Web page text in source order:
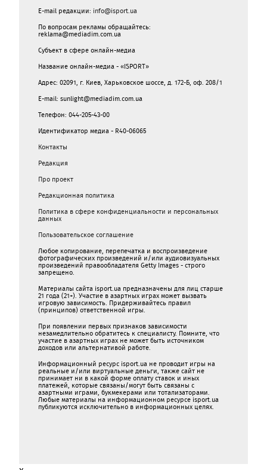
E-mail редакции: info@isport.ua
По вопросам рекламы обращайтесь:
reklama@mediadim.com.ua
Субъект в сфере онлайн-медиа
Название онлайн-медиа - «ISPORT»
Адрес: 02091, г. Киев, Харьковское шоссе, д. 172-Б, оф. 208/1
E-mail: sunlight@mediadim.com.ua
Телефон: 044-205-43-00
Идентификатор медиа - R40-06065
Контакты
Редакция
Про проект
Редакционная политика
Политика в сфере конфиденциальности и персональных
данных
Пользовательское соглашение
Любое копирование, перепечатка и воспроизведение
фотографических произведений и/или аудиовизуальных
произведений правообладателя Getty Images - строго
запрещено.
Материалы сайта isport.ua предназначены для лиц старше
21 года (21+). Участие в азартных играх может вызвать
игровую зависимость. Придерживайтесь правил
(принципов) ответственной игры.
При появлении первых признаков зависимости
незамедлительно обратитесь к специалисту. Помните, что
участие в азартных играх не может быть источником
доходов или альтернативой работе.
Информационный ресурс isport.ua не проводит игры на
реальные и/или виртуальные деньги, также сайт не
принимает ни в какой форме oплaту ставок и иных
платежей, которые связаны/могут быть связаны c
азартными игрaми, букмекерами или тотализаторами.
Любые материалы на информационном ресурсе isport.ua
публикуютcя исключительно в информационных целях.